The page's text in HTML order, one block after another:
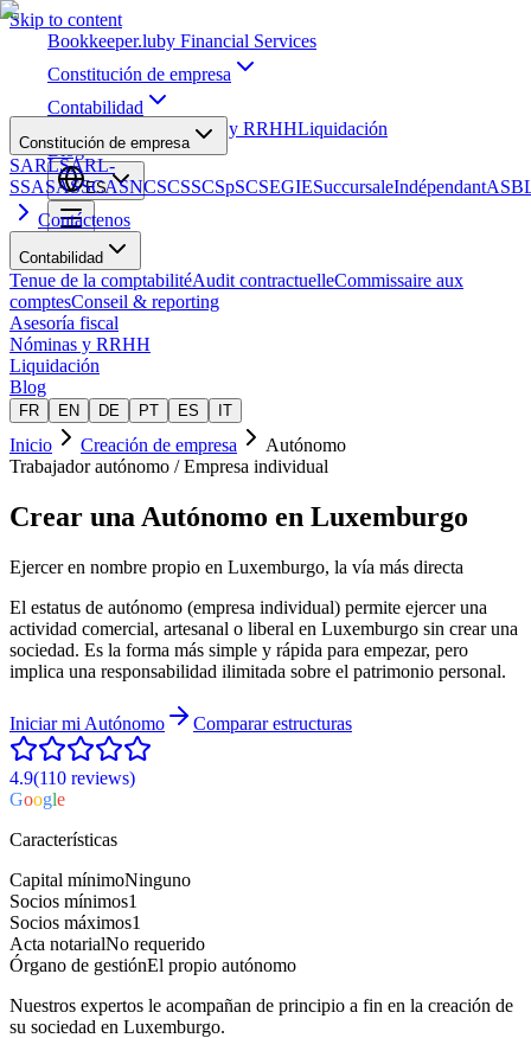
Skip to content
Bookkeeper.luby Financial Services
Constitución de empresa
Contabilidad
Nóminas y RRHHLiquidación
Blog
ES
Constitución de empresa
SARLSARL-
SSASASSCASNCSCSSCSpSCSEGIESuccursaleIndépendant
Contáctenos
Contabilidad
Tenue de la comptabilitéAudit contractuelleCommissaire aux
comptesConseil & reporting
Asesoría fiscal
Nóminas y RRHH
Liquidación
Blog
FR EN DE PT ES IT
Inicio Creación de empresa
Autónomo
Trabajador autónomo / Empresa individual
Crear una Autónomo en Luxemburgo
Ejercer en nombre propio en Luxemburgo, la vía más directa
El estatus de autónomo (empresa individual) permite ejercer una
actividad comercial, artesanal o liberal en Luxemburgo sin crear una
sociedad. Es la forma más simple y rápida para empezar, pero
implica una responsabilidad ilimitada sobre el patrimonio personal.
Iniciar mi Autónomo Comparar estructuras
4.9(110 reviews)
Google
Características
Capital mínimoNinguno
Socios mínimos1
Socios máximos1
Acta notarialNo requerido
Órgano de gestiónEl propio autónomo
Nuestros expertos le acompañan de principio a fin en la creación de
su sociedad en Luxemburgo.